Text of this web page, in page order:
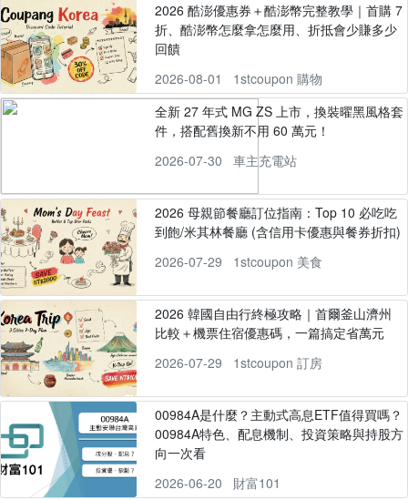
2026 酷澎優惠券＋酷澎幣完整教學｜首購 7
折、酷澎幣怎麼拿怎麼用、折抵會少賺多少
回饋
2026-08-01
1stcoupon 購物
全新 27 年式 MG ZS 上市，換裝曜黑風格套
件，搭配舊換新不用 60 萬元！
2026-07-30
車主充電站
2026 母親節餐廳訂位指南：Top 10 必吃吃
到飽/米其林餐廳 (含信用卡優惠與餐券折扣)
2026-07-29
1stcoupon 美食
2026 韓國自由行終極攻略｜首爾釜山濟州
比較＋機票住宿優惠碼，一篇搞定省萬元
2026-07-29
1stcoupon 訂房
00984A是什麼？主動式高息ETF值得買嗎？
00984A特色、配息機制、投資策略與持股方
向一次看
2026-06-20
財富101